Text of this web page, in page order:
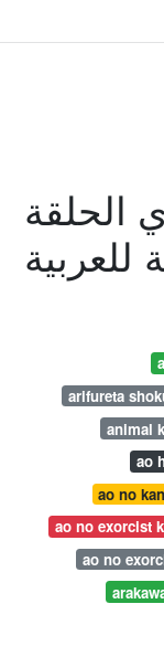
الحلقة